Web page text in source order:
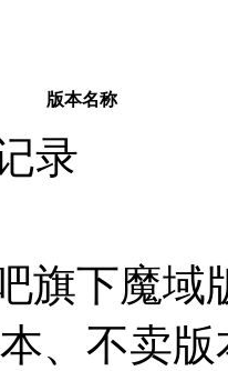
版本名称
录
旗下魔
、不卖版